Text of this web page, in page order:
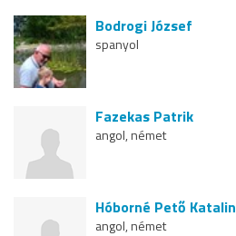
Bodrogi József
spanyol
Fazekas Patrik
angol, német
Hóborné Pető Katalin
angol, német